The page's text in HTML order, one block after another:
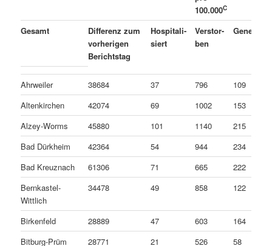
100.000C
Gesamt
Differenz zum
vorherigen
Berichtstag
Hospitali-
siert
Verstor-
ben
Genesen
Ahrweiler 38684 37 796
109
Altenkirchen
42074 69 1002
153
Alzey-Worms
45880 101 1140
215
Bad Dürkheim
42364 54 944
234
Bad Kreuznach
61306 71 665
222
Bernkastel-
Wittlich
34478 49 858 122
Birkenfeld 28889 47 603
164
Bitburg-Prüm
28771 21 526
58